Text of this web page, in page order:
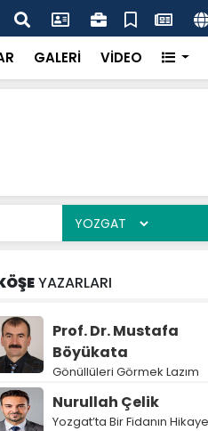
UMKE'ye övgü
GALERİ VİDEO
YAZARLARI
Prof. Dr. Mustafa
Böyükata
Gönüllüleri Görmek Lazım
Nurullah Çelik
Yozgat’ta Bir Fidanın